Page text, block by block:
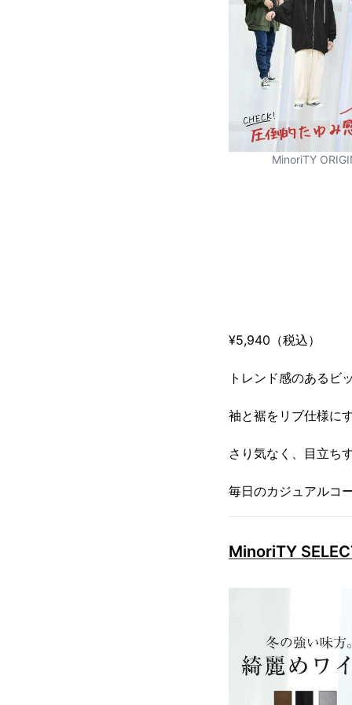
MinoriTY
¥5,940（税込）
トレンド感のあるビ
袖と裾をリブ仕様に
さり気なく、目立ち
毎日のカジュアルコ
MinoriTY